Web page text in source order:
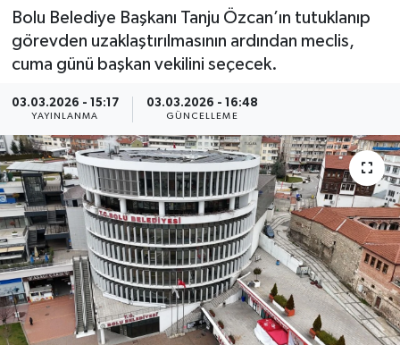
Bolu Belediye Başkanı Tanju Özcan’ın tutuklanıp
görevden uzaklaştırılmasının ardından meclis,
cuma günü başkan vekilini seçecek.
03.03.2026 - 15:17
YAYINLANMA
03.03.2026 - 16:48
GÜNCELLEME
Güncel
Güvenlik
Kültür Sanat
Magazin
Medya
Politika
Sağlık
Spor
Son Dakika Haberleri
Haber Arşivi